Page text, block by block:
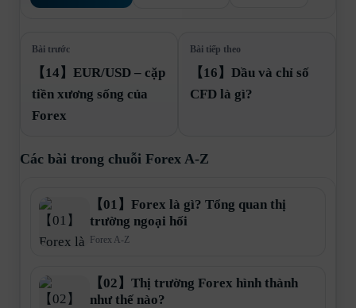
Bài trước
【14】EUR/USD – cặp
tiền xương sống của
Forex
Bài tiếp theo
【16】Dầu và chỉ số
CFD là gì?
Các bài trong chuỗi Forex A-Z
【01】Forex là gì? Tổng quan thị
trường ngoại hối
Forex A-Z
【02】Thị trường Forex hình thành
như thế nào?